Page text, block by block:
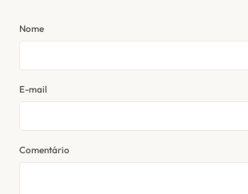
Nome
E-mail
Comentário